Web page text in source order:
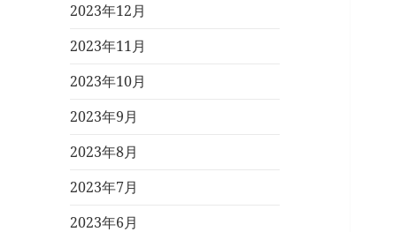
2023年12月
2023年11月
2023年10月
2023年9月
2023年8月
2023年7月
2023年6月